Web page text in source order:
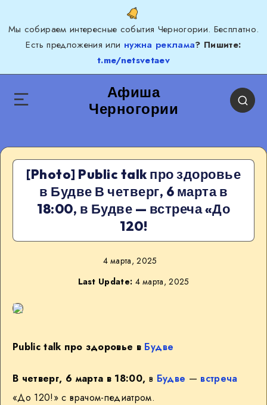
Мы собираем интересные события Черногории. Бесплатно.
Есть предложения или нужна реклама? Пишите:
t.me/netsvetaev
Афиша
Черногории
[Photo] Public talk про здоровье
в Будве В четверг, 6 марта в
18:00, в Будве — встреча «До
120!
4 марта, 2025
Last Update: 4 марта, 2025
Public talk про здоровье в Будве
В четверг, 6 марта в 18:00, в Будве — встреча
«До 120!» с врачом-педиатром.